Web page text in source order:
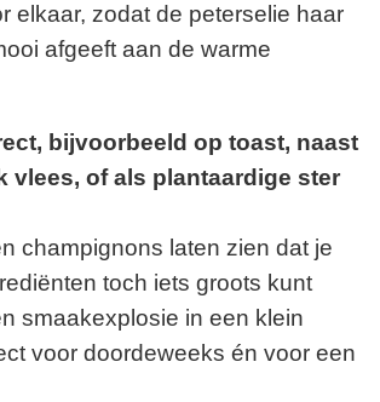
elkaar, zodat de peterselie haar
afgeeft aan de warme
bijvoorbeeld op toast, naast
vlees, of als plantaardige ster
champignons laten zien dat je
toch iets groots kunt
smaakexplosie in een klein
voor doordeweeks én voor een